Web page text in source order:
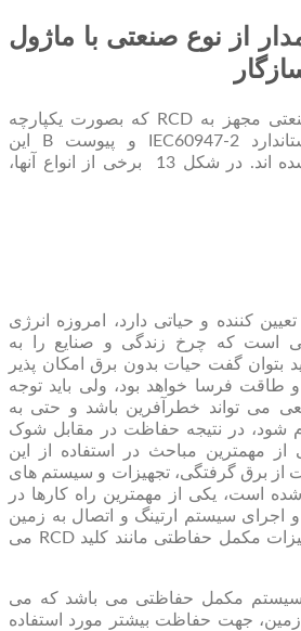
از نوع صنعتی با ماژول
قطع کننده های مدار صنعتی مجهز به RCD که بصورت یکپارچه
تولید می شوند، در استاندارد IEC60947-2 و پیوست B این
استاندارد، پوشش داده شده اند. در شکل 13 برخی از انواع آنها،
کننده و حیاتی دارد، امروزه انرژی
است که چرخ زندگی و صنایع را به
گفت حیات بدون برق امکان پذیر
فرسا خواهد بود، ولی باید توجه
می تواند خطرآفرین باشد و حتی به
شود، در نتیجه حفاظت در مقابل شوک
از مهمترین مباحث در استفاده از این
برق گرفتگی، تجهیزات و سیستم های
است، یکی از مهمترین راه کارها در
و اجرای سیستم ارتینگ و اتصال به زمین
مناسب و استفاده از تجهیزات مکمل حفاطتی مانند کلید RCD می
سیستم مکمل حفاظتی می باشد که می
زمین، جهت حفاظت بیشتر مورد استفاده